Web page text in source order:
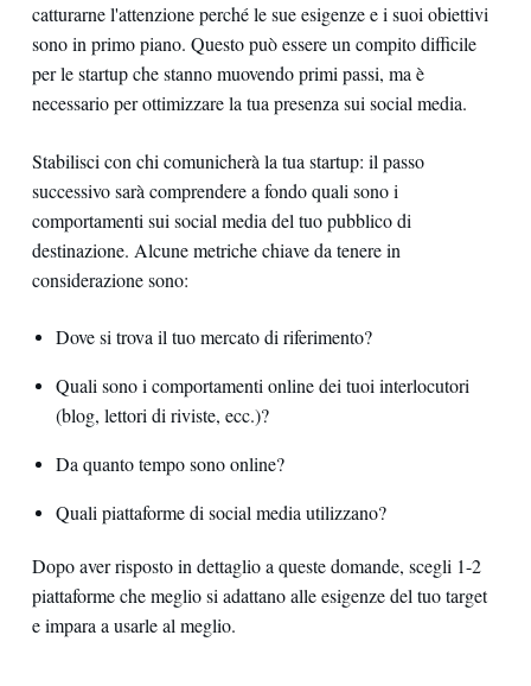
catturarne l'attenzione perché le sue esigenze e i suoi obiettivi
sono in primo piano. Questo può essere un compito difficile
per le startup che stanno muovendo primi passi, ma è
necessario per ottimizzare la tua presenza sui social media.
Stabilisci con chi comunicherà la tua startup: il passo
successivo sarà comprendere a fondo quali sono i
comportamenti sui social media del tuo pubblico di
destinazione. Alcune metriche chiave da tenere in
considerazione sono:
Dove si trova il tuo mercato di riferimento?
Quali sono i comportamenti online dei tuoi interlocutori
(blog, lettori di riviste, ecc.)?
Da quanto tempo sono online?
Quali piattaforme di social media utilizzano?
Dopo aver risposto in dettaglio a queste domande, scegli 1-2
piattaforme che meglio si adattano alle esigenze del tuo target
e impara a usarle al meglio.